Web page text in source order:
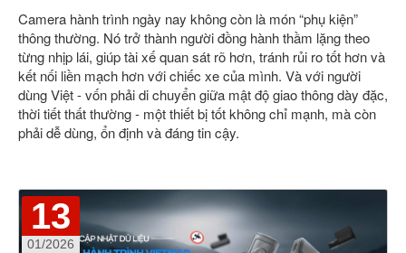
Camera hành trình ngày nay không còn là món “phụ kiện”
thông thường. Nó trở thành người đồng hành thầm lặng theo
từng nhịp lái, giúp tài xế quan sát rõ hơn, tránh rủi ro tốt hơn và
kết nối liền mạch hơn với chiếc xe của mình. Và với người
dùng Việt - vốn phải di chuyển giữa mật độ giao thông dày đặc,
thời tiết thất thường - một thiết bị tốt không chỉ mạnh, mà còn
phải dễ dùng, ổn định và đáng tin cậy.
13
01/2026